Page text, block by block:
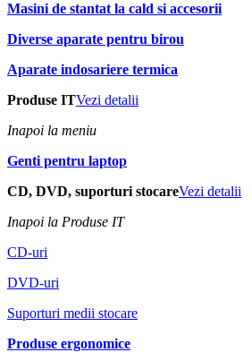
Masini de stantat la cald si accesorii
Diverse aparate pentru birou
Aparate indosariere termica
Produse ITVezi detalii
Inapoi la meniu
Genti pentru laptop
CD, DVD, suporturi stocareVezi detalii
Inapoi la Produse IT
CD-uri
DVD-uri
Suporturi medii stocare
Produse ergonomice